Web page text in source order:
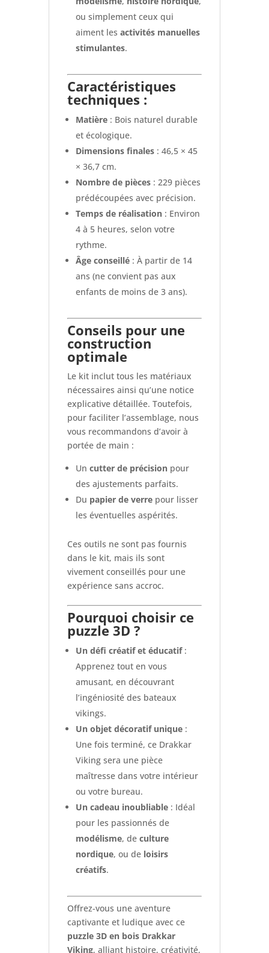
ou simplement ceux qui
aiment les activités manuelles
stimulantes.
Caractéristiques
techniques :
Matière: Bois naturel durable
et écologique.
Dimensions finales: 46,5 × 45
× 36,7 cm.
Nombre de pièces: 229 pièces
prédécoupées avec précision.
Temps de réalisation: Environ
4 à 5 heures, selon votre
rythme.
Âge conseillé: À partir de 14
ans (ne convient pas aux
enfants de moins de 3 ans).
Conseils pour une
construction
optimale
Le kit inclut tous les matériaux
nécessaires ainsi qu’une notice
explicative détaillée. Toutefois,
pour faciliter l’assemblage, nous
vous recommandons d’avoir à
portée de main :
Un cutter de précisionpour
des ajustements parfaits.
Du papier de verrepour lisser
les éventuelles aspérités.
Ces outils ne sont pas fournis
dans le kit, mais ils sont
vivement conseillés pour une
expérience sans accroc.
Pourquoi choisir ce
puzzle 3D ?
Un défi créatif et éducatif:
Apprenez tout en vous
amusant, en découvrant
l’ingéniosité des bateaux
vikings.
Un objet décoratif unique:
Une fois terminé, ce Drakkar
Viking sera une pièce
maîtresse dans votre intérieur
ou votre bureau.
Un cadeau inoubliable: Idéal
pour les passionnés de
modélisme, de culture
nordique, ou de loisirs
créatifs.
Offrez-vous une aventure
captivante et ludique avec ce
puzzle 3D en bois Drakkar
Viking, alliant histoire, créativité,